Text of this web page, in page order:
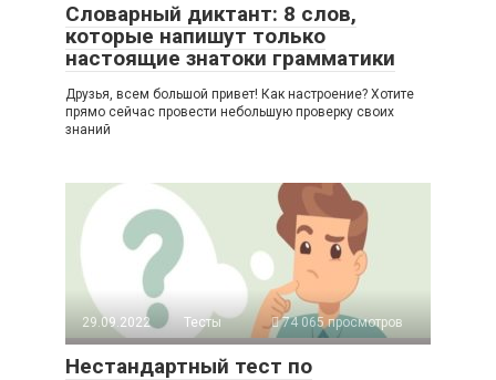
Словарный диктант: 8 слов,
которые напишут только
настоящие знатоки грамматики
Друзья, всем большой привет! Как настроение? Хотите
прямо сейчас провести небольшую проверку своих
знаний
29.09.2022 Тесты 74 065 просмотров
Нестандартный тест по